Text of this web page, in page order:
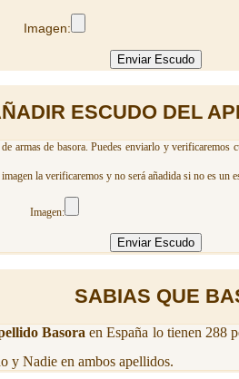
Imagen:
ESCUDO DEL
armas de basora. Puedes enviarlo y verificaremos
la verificaremos y no será añadida si no es un
Imagen:
SABIAS QUE
Basora en España lo tienen 288
y Nadie en ambos apellidos.